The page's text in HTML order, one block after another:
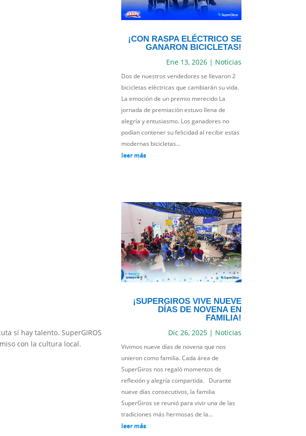
sí hay talento. SuperGIROS
con la cultura local.
¡CON RASPA ELÉCTRICO SE
GANARON BICICLETAS!
Ene 13, 2026| Noticias
Dos de nuestros vendedores se llevaron 2
bicicletas eléctricas que cambiarán su vida.
La emoción de un premio merecido La
jornada de premiación estuvo llena de
alegría y entusiasmo. Los ganadores no
podían contener su felicidad al recibir estas
modernas bicicletas...
leer más
¡SUPERGIROS VIVE NUEVE
DÍAS DE NOVENA EN
FAMILIA!
Dic 26, 2025| Noticias
Vivimos nueve días de novena que nos
unieron como familia. Cada área de
SuperGiros nos regaló momentos de
reflexión y alegría compartida. Durante
nueve días consecutivos, la familia
SuperGiros se reunió para vivir una de las
tradiciones más hermosas de la...
leer más